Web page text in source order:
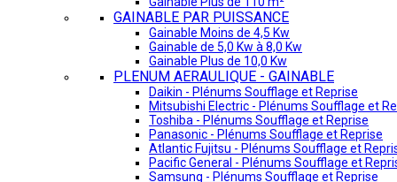
GAINABLE PAR PUISSANCE
Gainable Moins de 4,5 Kw
Gainable de 5,0 Kw à 8,0 Kw
Gainable Plus de 10,0 Kw
PLENUM AERAULIQUE - GAINABLE
Daikin - Plénums Soufflage et Reprise
Mitsubishi Electric - Plénums Soufflage et
Toshiba - Plénums Soufflage et Reprise
Panasonic - Plénums Soufflage et Reprise
Atlantic Fujitsu - Plénums Soufflage et
Pacific General - Plénums Soufflage et
Samsung - Plénums Soufflage et Reprise